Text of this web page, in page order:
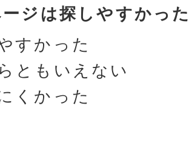
ジは探しやすかっ
すかった
ともいえない
くかった